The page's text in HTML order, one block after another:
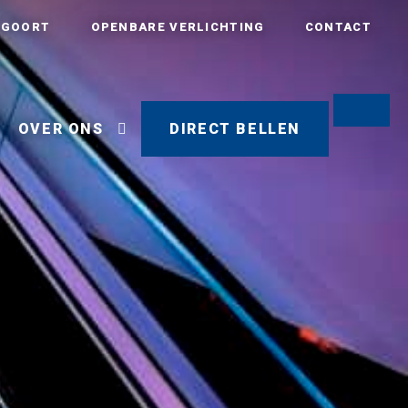
OPENBARE VERLICHTING CONTACT
OVER ONS DIRECT BELLEN